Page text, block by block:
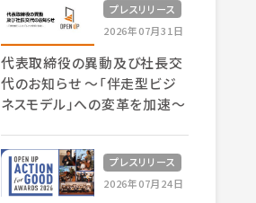
プレスリリース
2026年07月31日
代表取締役の異動及び社長交
代のお知らせ 〜「伴走型ビジ
ネスモデル」への変革を加速〜
プレスリリース
2026年07月24日